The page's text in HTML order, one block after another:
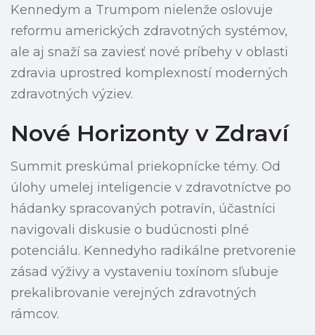
Kennedym a Trumpom nielenže oslovuje
reformu amerických zdravotných systémov,
ale aj snaží sa zaviesť nové príbehy v oblasti
zdravia uprostred komplexností moderných
zdravotných výziev.
Nové Horizonty v Zdraví
Summit preskúmal priekopnícke témy. Od
úlohy umelej inteligencie v zdravotníctve po
hádanky spracovaných potravín, účastníci
navigovali diskusie o budúcnosti plné
potenciálu. Kennedyho radikálne pretvorenie
zásad výživy a vystaveniu toxínom sľubuje
prekalibrovanie verejných zdravotných
rámcov.